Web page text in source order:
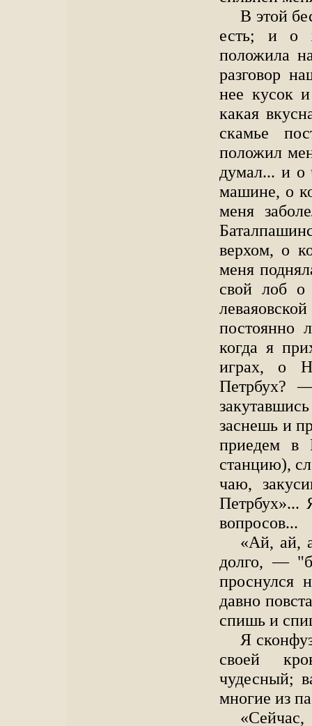
В этой
есть; и о
положила
разговор
нее кусок
какая
скамье
положил
думал... и о
машине, о
меня
верхом, о
меня
свой лоб
постоянно
когда я
играх, о
Петрбух?
заснешь и
приедем в
станцию),
чаю,
Петрбух»...
вопросов...
«Ай, ай,
долго, —
проснулся
давно
спишь и
Я
своей
чудесный;
многие из